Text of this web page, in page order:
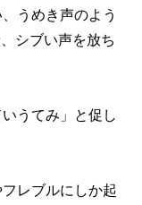
うめき声のよう
シブい声を放ち
うてみ」と促し
レブルにしか起